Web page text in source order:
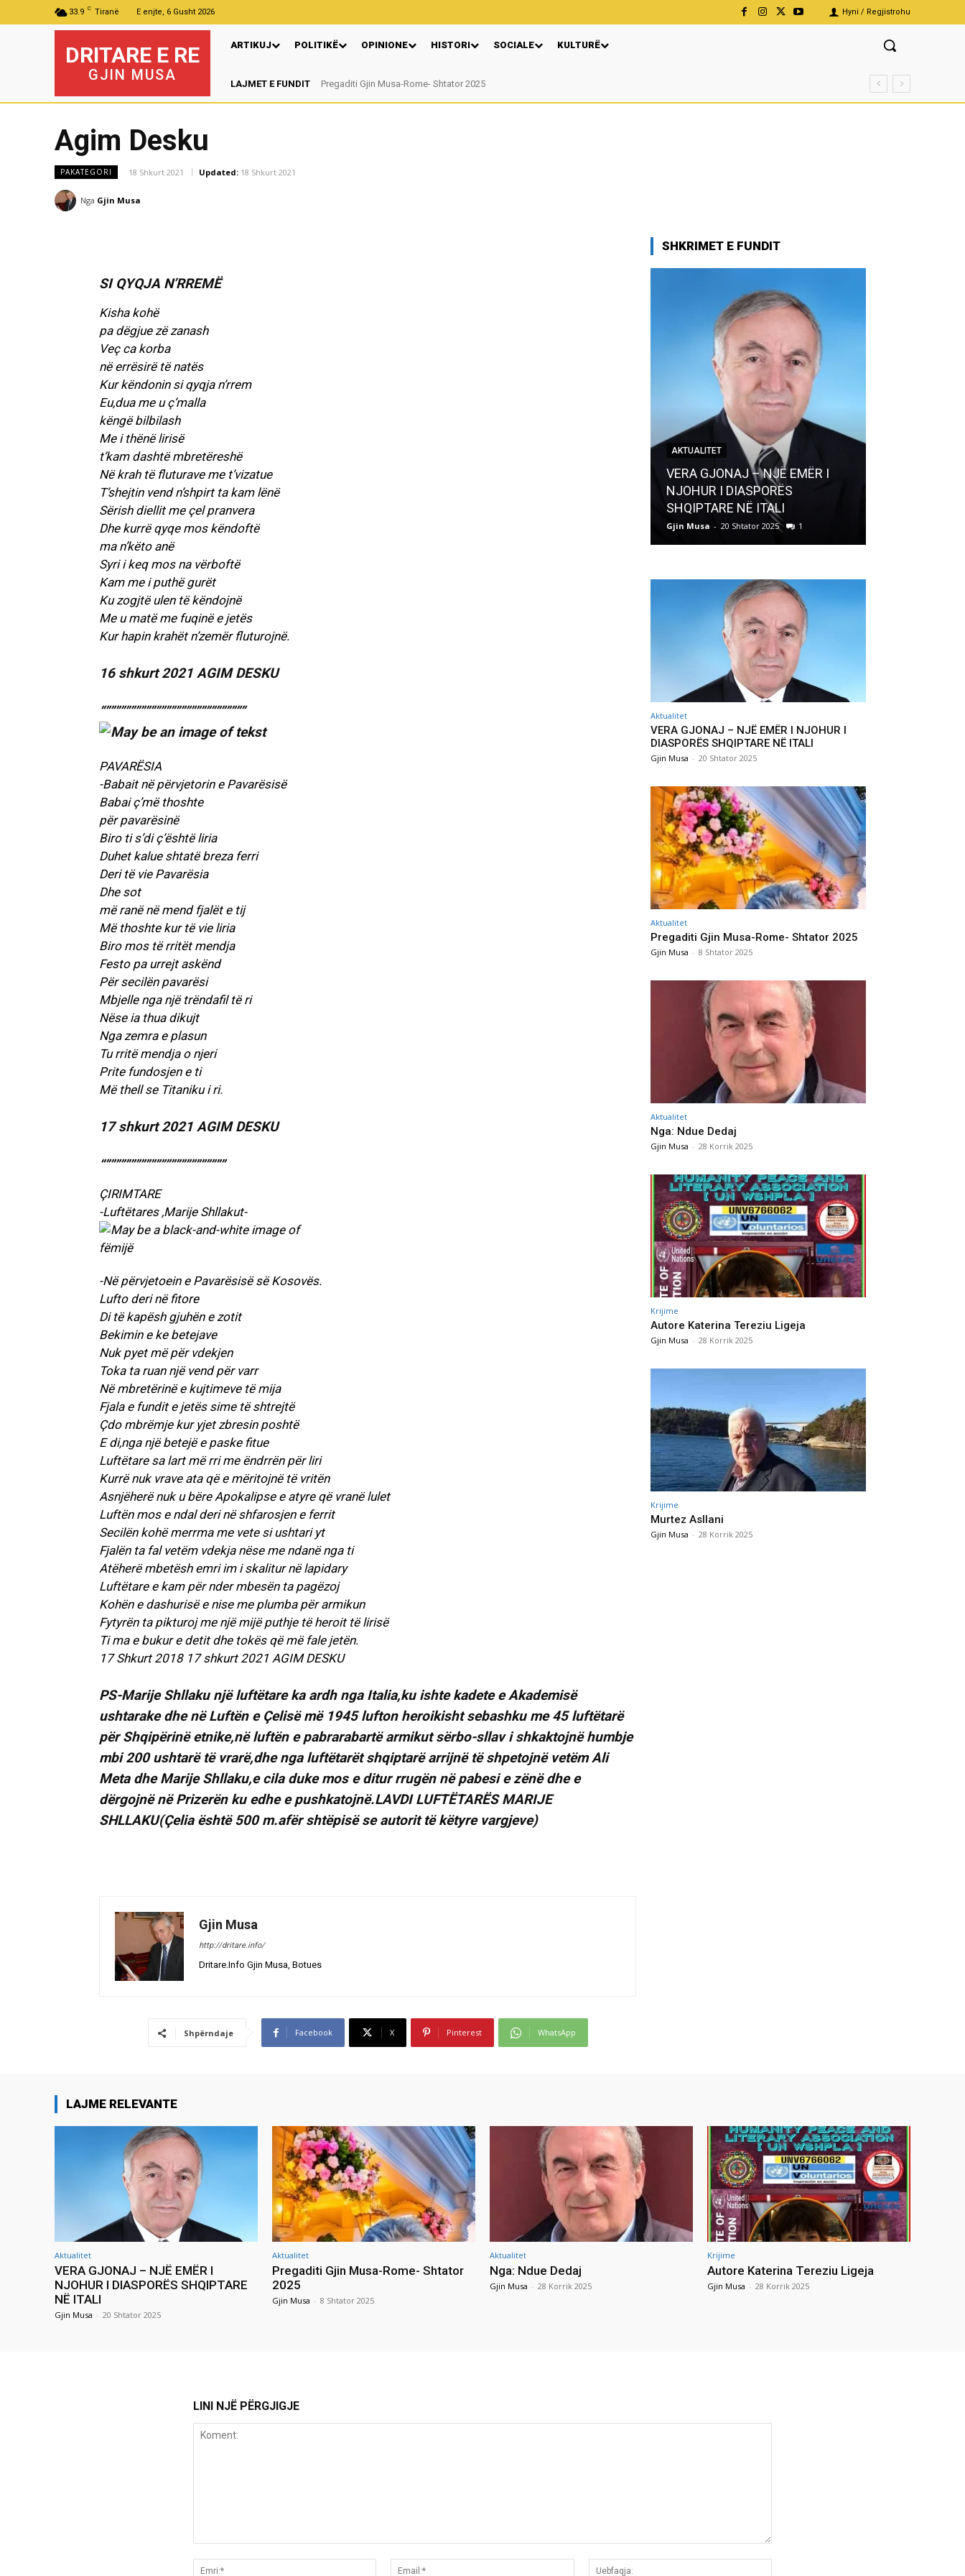
33.9 C Tiranë E enjte, 6 Gusht 2026 Hyni / Regjistrohu
DRITARE E RE
GJIN MUSA
ARTIKUJ POLITIKË OPINIONE HISTORI SOCIALE KULTURË
LAJMET E FUNDITPregaditi Gjin Musa-Rome- Shtator 2025
Nga: Ndue Dedaj
Agim Desku
PAKATEGORI 18 Shkurt 2021 Updated: 18 Shkurt 2021
Nga Gjin Musa
SI QYQJA N’RREMË
Kisha kohë
pa dëgjue zë zanash
Veç ca korba
në errësirë të natës
Kur këndonin si qyqja n’rrem
Eu,dua me u ç’malla
këngë bilbilash
Me i thënë lirisë
t’kam dashtë mbretëreshë
Në krah të fluturave me t’vizatue
T’shejtin vend n’shpirt ta kam lënë
Sërish diellit me çel pranvera
Dhe kurrë qyqe mos këndoftë
ma n’këto anë
Syri i keq mos na vërboftë
Kam me i puthë gurët
Ku zogjtë ulen të këndojnë
Me u matë me fuqinë e jetës
Kur hapin krahët n’zemër fluturojnë.
16 shkurt 2021 AGIM DESKU
“””””””””””””””””””””””””””””
PAVARËSIA
-Babait në përvjetorin e Pavarësisë
Babai ç’më thoshte
për pavarësinë
Biro ti s’di ç’është liria
Duhet kalue shtatë breza ferri
Deri të vie Pavarësia
Dhe sot
më ranë në mend fjalët e tij
Më thoshte kur të vie liria
Biro mos të rritët mendja
Festo pa urrejt askënd
Për secilën pavarësi
Mbjelle nga një trëndafil të ri
Nëse ia thua dikujt
Nga zemra e plasun
Tu rritë mendja o njeri
Prite fundosjen e ti
Më thell se Titaniku i ri.
17 shkurt 2021 AGIM DESKU
“””””””””””””””””””””””””
ÇIRIMTARE
-Luftëtares ,Marije Shllakut-
-Në përvjetoein e Pavarësisë së Kosovës.
Lufto deri në fitore
Di të kapësh gjuhën e zotit
Bekimin e ke betejave
Nuk pyet më për vdekjen
Toka ta ruan një vend për varr
Në mbretërinë e kujtimeve të mija
Fjala e fundit e jetës sime të shtrejtë
Çdo mbrëmje kur yjet zbresin poshtë
E di,nga një betejë e paske fitue
Luftëtare sa lart më rri me ëndrrën për liri
Kurrë nuk vrave ata që e mëritojnë të vritën
Asnjëherë nuk u bëre Apokalipse e atyre që vranë lulet
Luftën mos e ndal deri në shfarosjen e ferrit
Secilën kohë merrma me vete si ushtari yt
Fjalën ta fal vetëm vdekja nëse me ndanë nga ti
Atëherë mbetësh emri im i skalitur në lapidary
Luftëtare e kam për nder mbesën ta pagëzoj
Kohën e dashurisë e nise me plumba për armikun
Fytyrën ta pikturoj me një mijë puthje të heroit të lirisë
Ti ma e bukur e detit dhe tokës që më fale jetën.
17 Shkurt 2018 17 shkurt 2021 AGIM DESKU
PS-Marije Shllaku një luftëtare ka ardh nga Italia,ku ishte kadete e Akademisë
ushtarake dhe në Luftën e Çelisë më 1945 lufton heroikisht sebashku me 45 luftëtarë
për Shqipërinë etnike,në luftën e pabrarabartë armikut sërbo-sllav i shkaktojnë humbje
mbi 200 ushtarë të vrarë,dhe nga luftëtarët shqiptarë arrijnë të shpetojnë vetëm Ali
Meta dhe Marije Shllaku,e cila duke mos e ditur rrugën në pabesi e zënë dhe e
dërgojnë në Prizerën ku edhe e pushkatojnë.LAVDI LUFTËTARËS MARIJE
SHLLAKU(Çelia është 500 m.afër shtëpisë se autorit të këtyre vargjeve)
Gjin Musa
http://dritare.info/
Dritare.Info Gjin Musa, Botues
Shpërndaje Facebook X Pinterest WhatsApp
SHKRIMET E FUNDIT
AKTUALITET
VERA GJONAJ – NJË EMËR I
NJOHUR I DIASPORËS
SHQIPTARE NË ITALI
Gjin Musa - 20 Shtator 2025 1
Aktualitet
VERA GJONAJ – NJË EMËR I NJOHUR I
DIASPORËS SHQIPTARE NË ITALI
Gjin Musa - 20 Shtator 2025
Aktualitet
Pregaditi Gjin Musa-Rome- Shtator 2025
Gjin Musa - 8 Shtator 2025
Aktualitet
Nga: Ndue Dedaj
Gjin Musa - 28 Korrik 2025
Krijime
Autore Katerina Tereziu Ligeja
Gjin Musa - 28 Korrik 2025
Krijime
Murtez Asllani
Gjin Musa - 28 Korrik 2025
LAJME RELEVANTE
Aktualitet
VERA GJONAJ – NJË EMËR I
NJOHUR I DIASPORËS SHQIPTARE
NË ITALI
Gjin Musa - 20 Shtator 2025
Aktualitet
Pregaditi Gjin Musa-Rome- Shtator
2025
Gjin Musa - 8 Shtator 2025
Aktualitet
Nga: Ndue Dedaj
Gjin Musa - 28 Korrik 2025
Krijime
Autore Katerina Tereziu Ligeja
Gjin Musa - 28 Korrik 2025
LINI NJË PËRGJIGJE
Emri:*
Email:*